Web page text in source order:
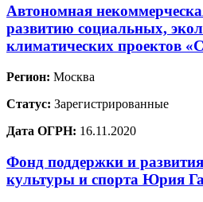
Автономная
развитию социальных,
климатических проектов
Регион: Москва
Статус: Зарегистрированные
Дата ОГРН: 16.11.2020
Фонд поддержки и
культуры и спорта Юрия